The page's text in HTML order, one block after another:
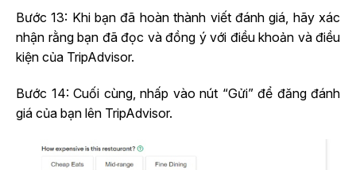
Bước 13: Khi bạn đã hoàn thành viết đánh giá, hãy xác
nhận rằng bạn đã đọc và đồng ý với điều khoản và điều
kiện của TripAdvisor.
Bước 14: Cuối cùng, nhấp vào nút “Gửi” để đăng đánh
giá của bạn lên TripAdvisor.